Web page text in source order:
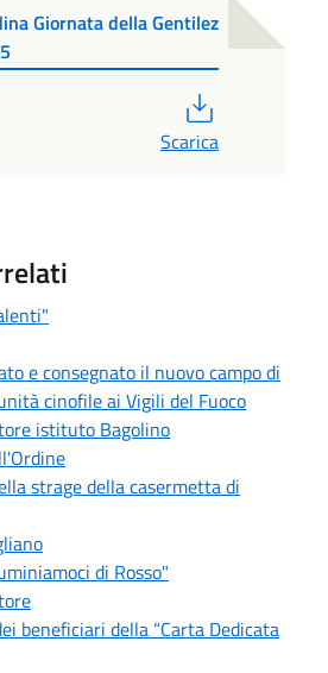
Giornata della Gentilez
Scarica
e consegnato il nuovo campo di
cinofile ai Vigili del Fuoco
istituto Bagolino
strage della casermetta di
di Rosso"
beneficiari della “Carta Dedicata